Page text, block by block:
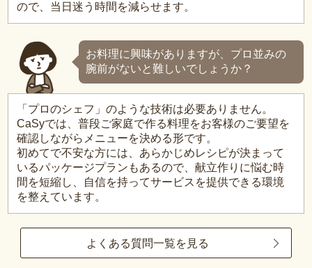
ので、当日迷う時間を減らせます。
お料理に興味がありますが、プロ並みの
腕前がないと難しいでしょうか？
「プロのシェフ」のような技術は必要ありません。
CaSyでは、普段ご家庭で作る料理をお客様のご要望を
確認しながらメニューを決める形です。
初めてで不安な方には、あらかじめレシピが決まって
いるパッケージプランもあるので、献立作りに悩む時
間を短縮し、自信を持ってサービスを提供できる環境
を整えています。
よくある質問一覧を見る